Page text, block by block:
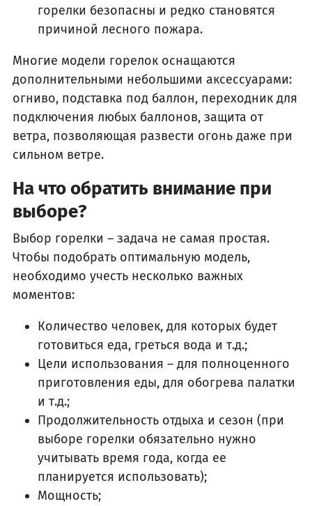
горелки безопасны и редко становятся
причиной лесного пожара.
Многие модели горелок оснащаются
дополнительными небольшими аксессуарами:
огниво, подставка под баллон, переходник для
подключения любых баллонов, защита от
ветра, позволяющая развести огонь даже при
сильном ветре.
На что обратить внимание при
выборе?
Выбор горелки – задача не самая простая.
Чтобы подобрать оптимальную модель,
необходимо учесть несколько важных
моментов:
Количество человек, для которых будет
готовиться еда, греться вода и т.д.;
Цели использования – для полноценного
приготовления еды, для обогрева палатки
и т.д.;
Продолжительность отдыха и сезон (при
выборе горелки обязательно нужно
учитывать время года, когда ее
планируется использовать);
Мощность;